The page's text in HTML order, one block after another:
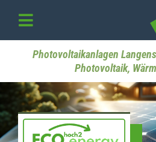
content
Toggle
Navigation
Startseite
Referenzen
Kontakt
Photovoltaikanlagen
Photovoltaik,